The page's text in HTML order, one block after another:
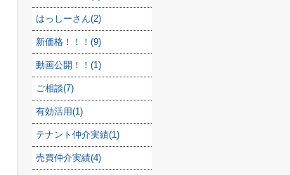
はっしーさん(2)
新価格！！！(9)
動画公開！！(1)
ご相談(7)
有効活用(1)
テナント仲介実績(1)
売買仲介実績(4)